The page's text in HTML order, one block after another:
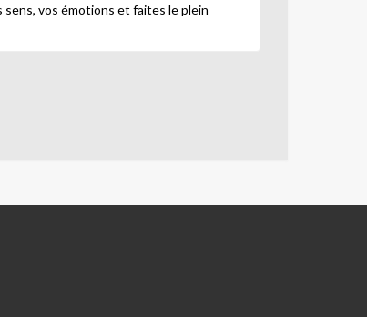
vos émotions et faites le plein